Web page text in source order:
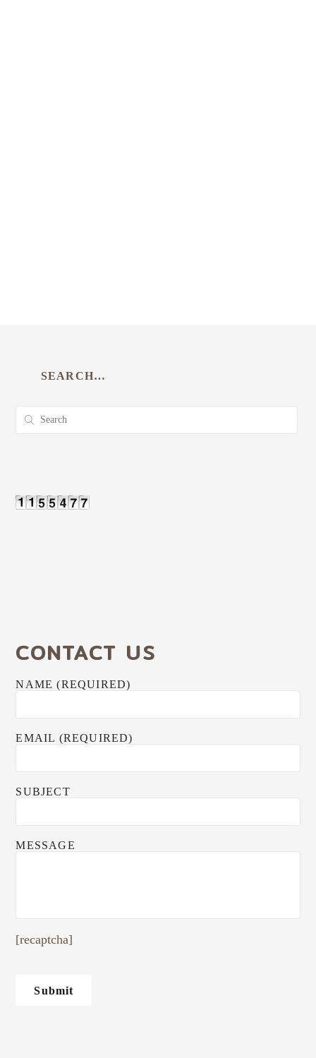
SEARCH…
CONTACT US
NAME (REQUIRED)
EMAIL (REQUIRED)
SUBJECT
MESSAGE
[recaptcha]